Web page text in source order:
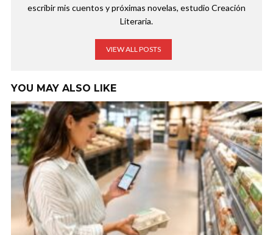
escribir mis cuentos y próximas novelas, estudio Creación
Literaria.
VIEW ALL POSTS
YOU MAY ALSO LIKE